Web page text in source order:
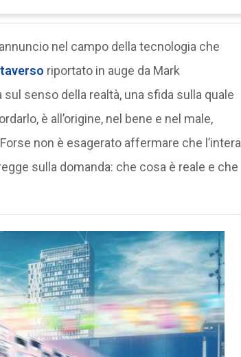
nel campo della tecnologia che
riportato in auge da Mark
senso della realtà, una sfida sulla quale
è all’origine, nel bene e nel male,
non è esagerato affermare che l’intera
sulla domanda: che cosa è reale e che